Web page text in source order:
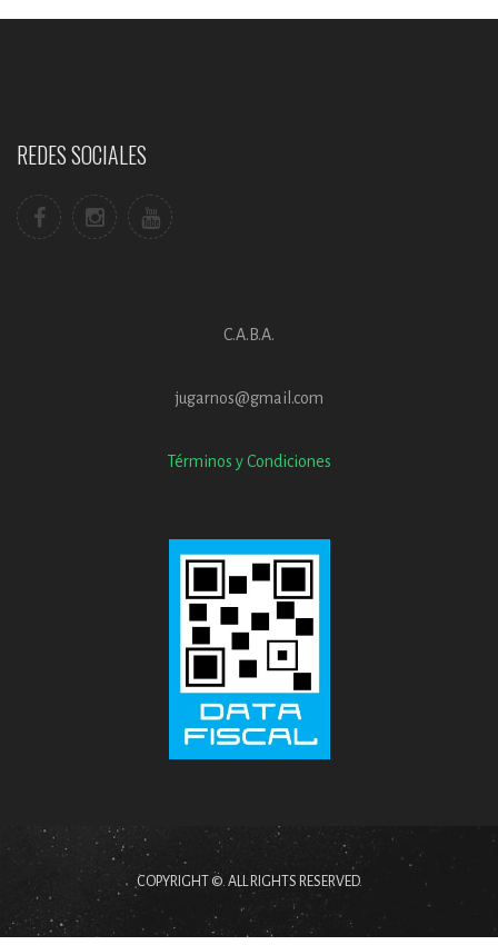
REDES SOCIALES
C.A.B.A.
jugarnos@gmail.com
Términos y Condiciones
COPYRIGHT ©. ALL RIGHTS RESERVED.